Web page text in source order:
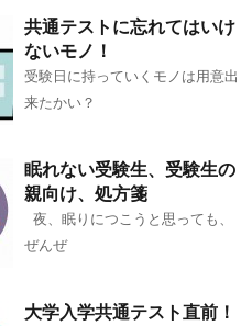
共通テストに忘れてはいけ
ないモノ！
受験日に持っていくモノは用意出
来たかい？
眠れない受験生、受験生の
親向け、処方箋
夜、眠りにつこうと思っても、
ぜんぜ
大学入学共通テスト直前！